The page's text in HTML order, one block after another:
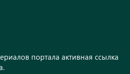
портала активная ссылка